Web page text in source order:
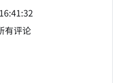
有评论